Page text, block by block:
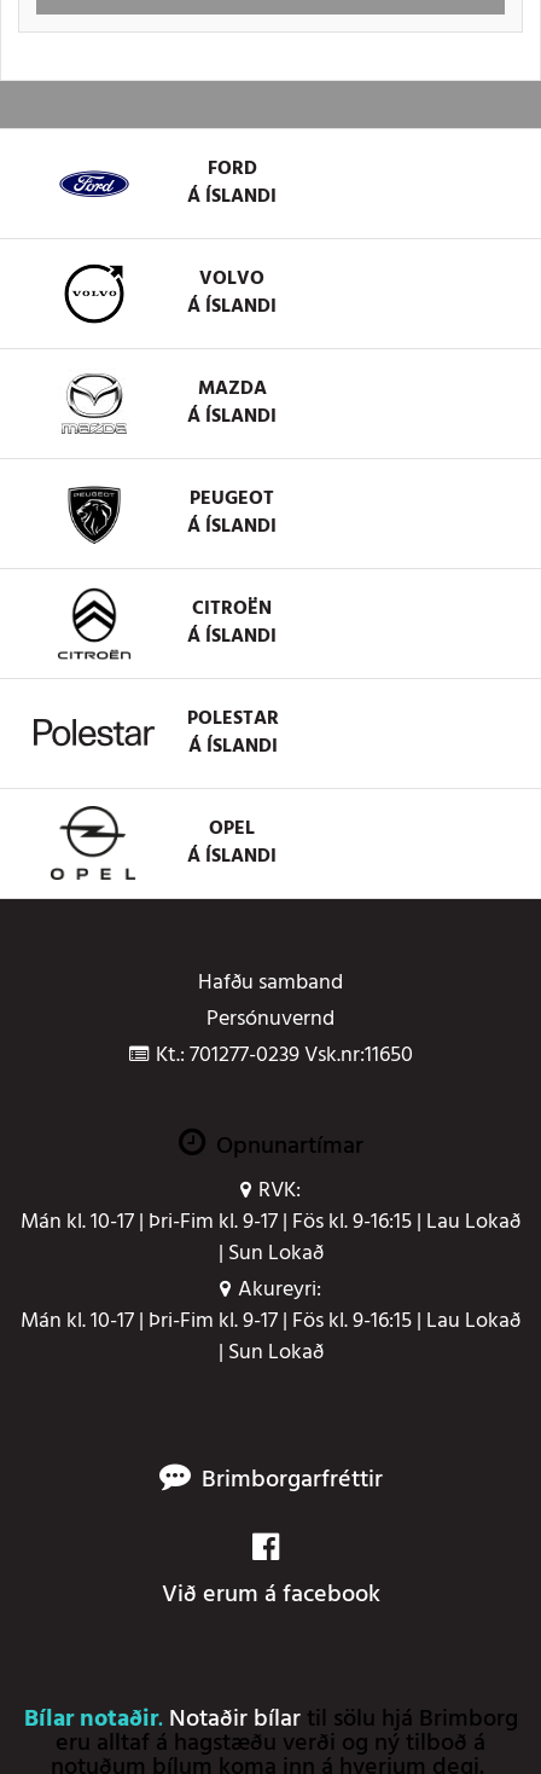
FORD
Á ÍSLANDI
VOLVO
Á ÍSLANDI
MAZDA
Á ÍSLANDI
PEUGEOT
Á ÍSLANDI
CITROËN
Á ÍSLANDI
POLESTAR
Á ÍSLANDI
OPEL
Á ÍSLANDI
Hafðu samband
Persónuvernd
Kt.: 701277-0239 Vsk.nr:11650
Opnunartímar
RVK:
Mán kl. 10-17 | Þri-Fim kl. 9-17 | Fös kl. 9-16:15 | Lau Lokað
| Sun Lokað
Akureyri:
Mán kl. 10-17 | Þri-Fim kl. 9-17 | Fös kl. 9-16:15 | Lau Lokað
| Sun Lokað
Brimborgarfréttir
Við erum á facebook
Bílar notaðir. Notaðir bílartil sölu hjá Brimborg
eru alltaf á hagstæðu verði og ný tilboð á